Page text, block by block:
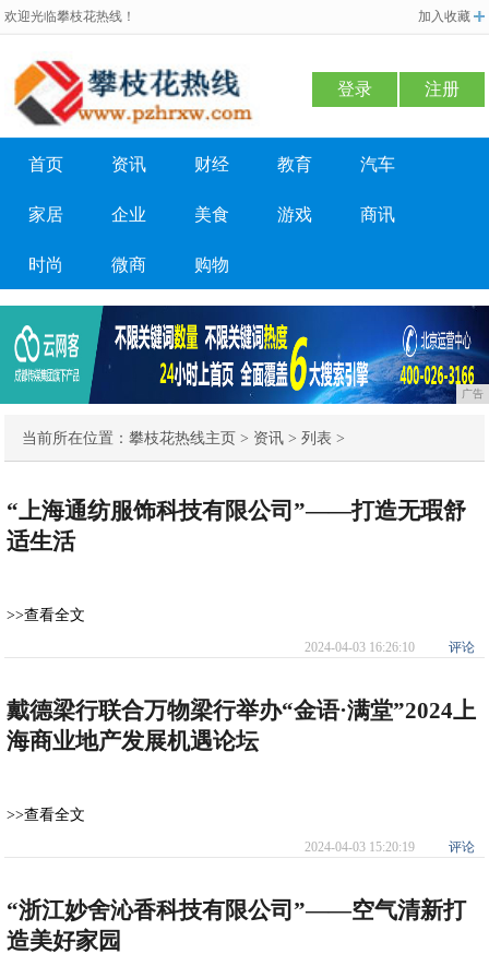
欢迎光临攀枝花热线！ 加入收藏
登录 注册
首页 资讯 财经 教育 汽车
家居 企业 美食 游戏 商讯
时尚 微商 购物
广告
当前所在位置：攀枝花热线主页 > 资讯 > 列表 >
“上海通纺服饰科技有限公司”——打造无瑕舒
适生活
>>查看全文
2024-04-03 16:26:10 评论
戴德梁行联合万物梁行举办“金语·满堂”2024上
海商业地产发展机遇论坛
>>查看全文
2024-04-03 15:20:19 评论
“浙江妙舍沁香科技有限公司”——空气清新打
造美好家园